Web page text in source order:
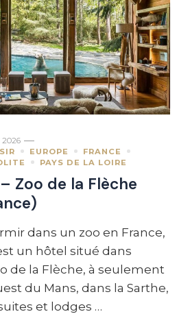
2026
EUROPE
FRANCE
PAYS DE LA LOIRE
Zoo de la Flèche
dans un zoo en France,
un hôtel situé dans
de la Flèche, à seulement
du Mans, dans la Sarthe,
et lodges …